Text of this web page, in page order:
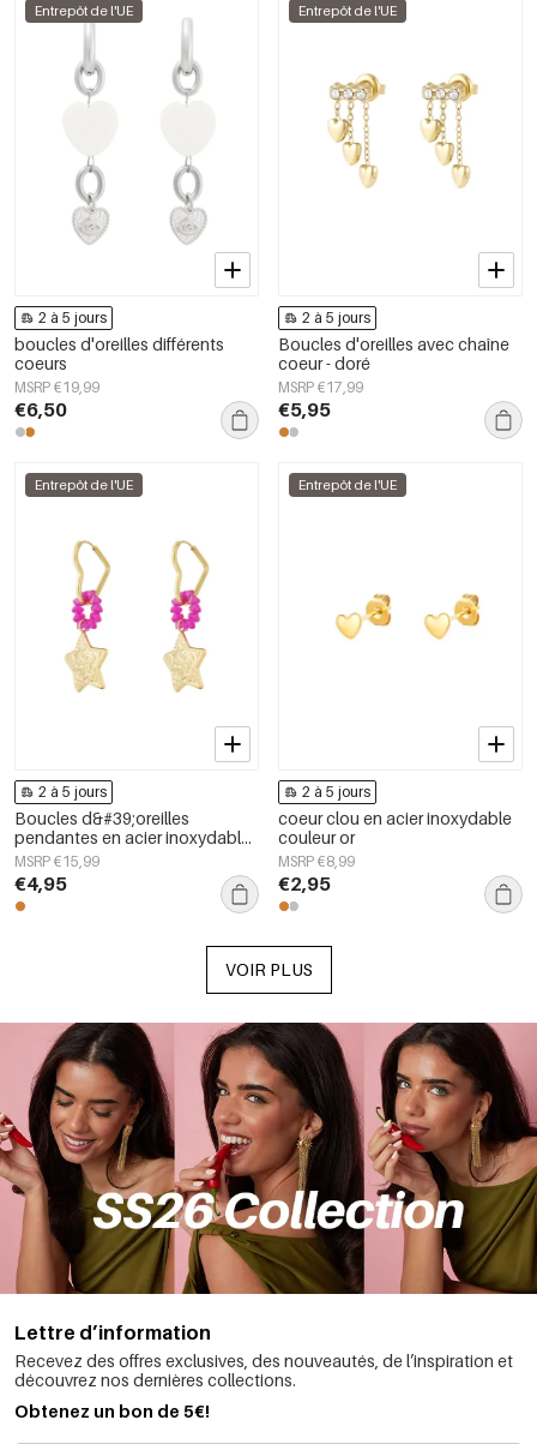
Entrepôt de l'UE
2 à 5 jours
boucles d'oreilles différents
coeurs
MSRP €19,99
€6,50
Entrepôt de l'UE
2 à 5 jours
Boucles d'oreilles avec chaîne
coeur - doré
MSRP €17,99
€5,95
Entrepôt de l'UE
2 à 5 jours
Boucles d&#39;oreilles
pendantes en acier inoxydable,
style cœur, décontractées,
simples et quotidiennes, bijoux
pour femmes
MSRP €15,99
€4,95
Entrepôt de l'UE
2 à 5 jours
coeur clou en acier inoxydable
couleur or
MSRP €8,99
€2,95
VOIR PLUS
Lettre d’information
Recevez des offres exclusives, des nouveautés, de l’inspiration et
découvrez nos dernières collections.
Obtenez un bon de 5€!